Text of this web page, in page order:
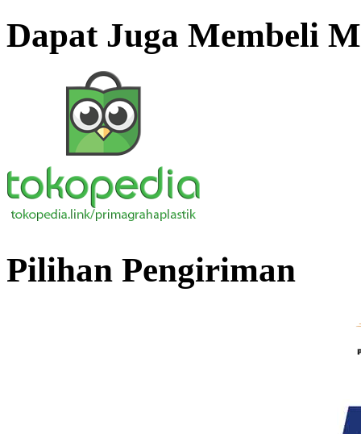
Dapat Juga Membeli
Pilihan Pengiriman